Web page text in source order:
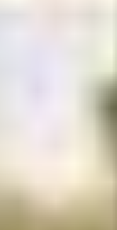
pour la
étape, nous
plus en plus